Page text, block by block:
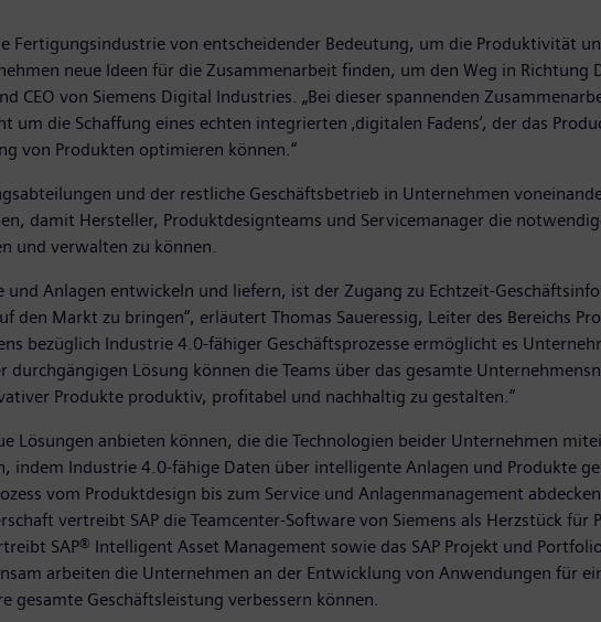
Fertigungsindustrie von entscheidender Bedeutung, um die Produktivität
neue Ideen für die Zusammenarbeit finden, um den Weg in Richtung
CEO von Siemens Digital Industries. „Bei dieser spannenden
um die Schaffung eines echten integrierten ‚digitalen Fadens’, der das
von Produkten optimieren können.“
und der restliche Geschäftsbetrieb in Unternehmen
damit Hersteller, Produktdesignteams und Servicemanager die
und verwalten zu können.
und Anlagen entwickeln und liefern, ist der Zugang zu Echtzeit-
den Markt zu bringen“, erläutert Thomas Saueressig, Leiter des Bereichs
bezüglich Industrie 4.0-fähiger Geschäftsprozesse ermöglicht es
durchgängigen Lösung können die Teams über das gesamte
Produkte produktiv, profitabel und nachhaltig zu gestalten.“
Lösungen anbieten können, die die Technologien beider Unternehmen
indem Industrie 4.0-fähige Daten über intelligente Anlagen und Produkte
vom Produktdesign bis zum Service und Anlagenmanagement
vertreibt SAP die Teamcenter-Software von Siemens als Herzstück
SAP® Intelligent Asset Management sowie das SAP Projekt und
arbeiten die Unternehmen an der Entwicklung von Anwendungen für
gesamte Geschäftsleistung verbessern können.